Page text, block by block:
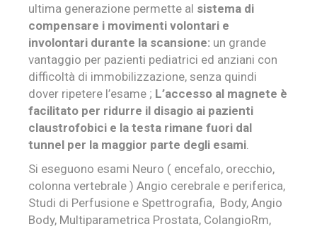
ultima generazione permette al sistema di
compensare i movimenti volontari e
involontari durante la scansione: un grande
vantaggio per pazienti pediatrici ed anziani con
difficoltà di immobilizzazione, senza quindi
dover ripetere l’esame ; L’accesso al magnete è
facilitato per ridurre il disagio ai pazienti
claustrofobici e la testa rimane fuori dal
tunnel per la maggior parte degli esami.
Si eseguono esami Neuro ( encefalo, orecchio,
colonna vertebrale ) Angio cerebrale e periferica,
Studi di Perfusione e Spettrografia, Body, Angio
Body, Multiparametrica Prostata, ColangioRm,